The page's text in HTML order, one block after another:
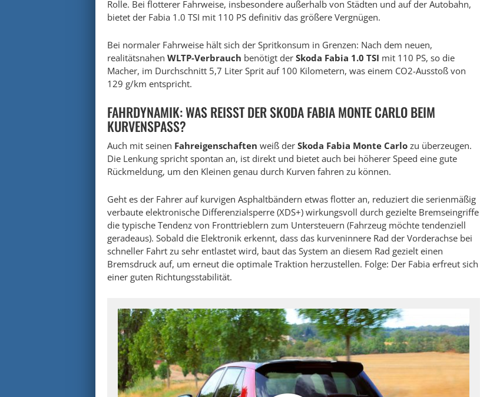
Rolle. Bei flotterer Fahrweise, insbesondere außerhalb von Städten und auf der Autobahn,
bietet der Fabia 1.0 TSI mit 110 PS definitiv das größere Vergnügen.
Bei normaler Fahrweise hält sich der Spritkonsum in Grenzen: Nach dem neuen,
realitätsnahen WLTP-Verbrauch benötigt der Skoda Fabia 1.0 TSI mit 110 PS, so die
Macher, im Durchschnitt 5,7 Liter Sprit auf 100 Kilometern, was einem CO2-Ausstoß von
129 g/km entspricht.
FAHRDYNAMIK: WAS REISST DER SKODA FABIA MONTE CARLO BEIM K
URVENSPASS?
Auch mit seinen Fahreigenschaften weiß der Skoda Fabia Monte Carlo zu überzeugen.
Die Lenkung spricht spontan an, ist direkt und bietet auch bei höherer Speed eine gute
Rückmeldung, um den Kleinen genau durch Kurven fahren zu können.
Geht es der Fahrer auf kurvigen Asphaltbändern etwas flotter an, reduziert die serienmäßig
verbaute elektronische Differenzialsperre (XDS+) wirkungsvoll durch gezielte Bremseingriffe
die typische Tendenz von Fronttrieblern zum Untersteuern (Fahrzeug möchte tendenziell
geradeaus). Sobald die Elektronik erkennt, dass das kurveninnere Rad der Vorderachse bei
schneller Fahrt zu sehr entlastet wird, baut das System an diesem Rad gezielt einen
Bremsdruck auf, um erneut die optimale Traktion herzustellen. Folge: Der Fabia erfreut sich
einer guten Richtungsstabilität.